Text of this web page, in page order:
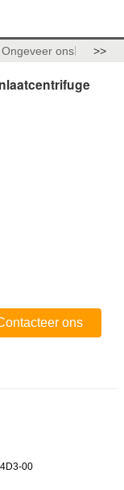
Ongeveer ons >>
ons
00